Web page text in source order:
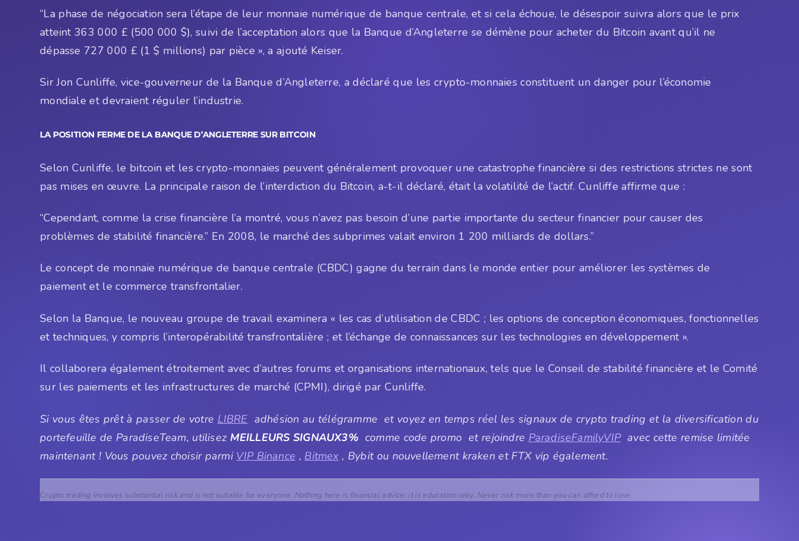
“La phase de négociation sera l’étape de leur monnaie numérique de banque centrale, et si cela échoue, le désespoir suivra alors que le prix
atteint 363 000 £ (500 000 $), suivi de l’acceptation alors que la Banque d’Angleterre se démène pour acheter du Bitcoin avant qu’il ne
dépasse 727 000 £ (1 $ millions) par pièce », a ajouté Keiser.
Sir Jon Cunliffe, vice-gouverneur de la Banque d’Angleterre, a déclaré que les crypto-monnaies constituent un danger pour l’économie
mondiale et devraient réguler l’industrie.
LA POSITION FERME DE LA BANQUE D’ANGLETERRE SUR BITCOIN
Selon Cunliffe, le bitcoin et les crypto-monnaies peuvent généralement provoquer une catastrophe financière si des restrictions strictes ne sont
pas mises en œuvre. La principale raison de l’interdiction du Bitcoin, a-t-il déclaré, était la volatilité de l’actif. Cunliffe affirme que :
“Cependant, comme la crise financière l’a montré, vous n’avez pas besoin d’une partie importante du secteur financier pour causer des
problèmes de stabilité financière.” En 2008, le marché des subprimes valait environ 1 200 milliards de dollars.”
Le concept de monnaie numérique de banque centrale (CBDC) gagne du terrain dans le monde entier pour améliorer les systèmes de
paiement et le commerce transfrontalier.
Selon la Banque, le nouveau groupe de travail examinera « les cas d’utilisation de CBDC ; les options de conception économiques, fonctionnelles
et techniques, y compris l’interopérabilité transfrontalière ; et l’échange de connaissances sur les technologies en développement ».
Il collaborera également étroitement avec d’autres forums et organisations internationaux, tels que le Conseil de stabilité financière et le Comité
sur les paiements et les infrastructures de marché (CPMI), dirigé par Cunliffe.
Si vous êtes prêt à passer de votre LIBRE adhésion au télégramme et voyez en temps réel les signaux de crypto trading et la diversification du
portefeuille de ParadiseTeam, utilisez MEILLEURS SIGNAUX3%comme code promo et rejoindre ParadiseFamilyVIPavec cette remise limitée
maintenant ! Vous pouvez choisir parmi VIP Binance , Bitmex , Bybit ou nouvellement kraken et FTX vip également.
Crypto trading involves substantial risk and is not suitable for everyone. Nothing here is financial advice; it is education only. Never risk more than you can afford to lose.